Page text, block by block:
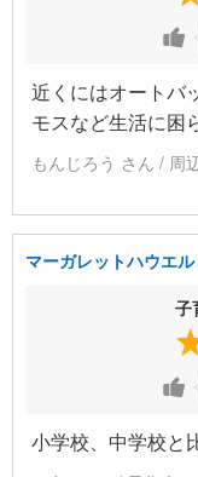
近くにはオートバ
モスなど生活に困
もんじろう さん / 周
マーガレットハウエル
子
小学校、中学校と